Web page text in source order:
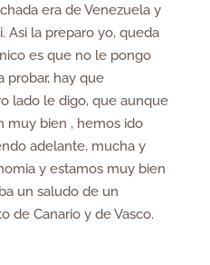
era de Venezuela y
Asi la preparo yo, queda
es que no le pongo
probar, hay que
lado le digo, que aunque
muy bien , hemos ido
adelante, mucha y
y estamos muy bien
un saludo de un
de Canario y de Vasco.